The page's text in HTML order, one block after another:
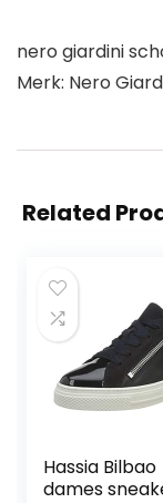
nero giardini
Merk: Nero
Related
Hassia Bilbao
dames